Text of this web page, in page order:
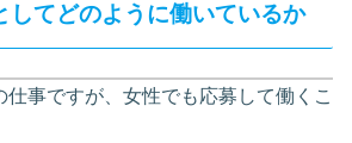
してどのように働いているか
事ですが、女性でも応募して働くこ